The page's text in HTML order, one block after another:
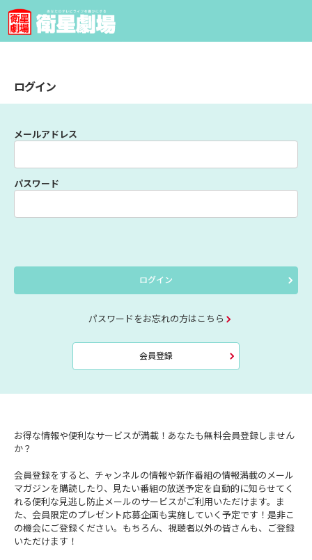
ログイン
メールアドレス
パスワード
ログイン
パスワードをお忘れの方はこちら
会員登録
お得な情報や便利なサービスが満載！あなたも無料会員登録しません
か？
会員登録をすると、チャンネルの情報や新作番組の情報満載のメール
マガジンを購読したり、見たい番組の放送予定を自動的に知らせてく
れる便利な見逃し防止メールのサービスがご利用いただけます。ま
た、会員限定のプレゼント応募企画も実施していく予定です！是非こ
の機会にご登録ください。もちろん、視聴者以外の皆さんも、ご登録
いただけます！